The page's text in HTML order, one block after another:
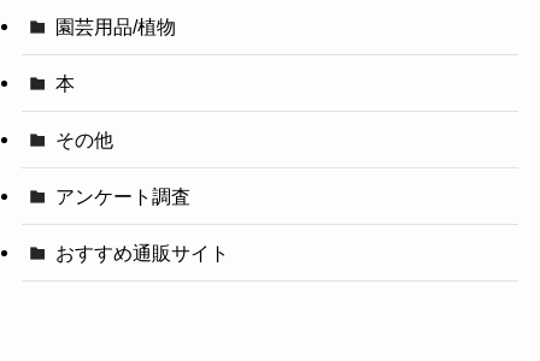
園芸用品/植物
本
その他
アンケート調査
おすすめ通販サイト